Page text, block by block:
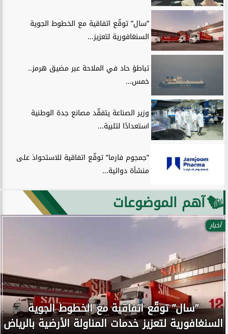
”سال” توقّع اتفاقية مع الخطوط الجوية
السنغافورية لتعزيز...
تباطؤ حاد في الملاحة عبر مضيق هرمز..
خمس...
وزير الصناعة يتفقّد مصانع جدة الوطنية
استعدادًا لتلبية...
”جمجوم فارما” توقّع اتفاقية للاستحواذ على
منشأة دوائية...
آهم الموضوعات
أخبار
”سال” توقّع اتفاقية مع الخطوط الجوية
السنغافورية لتعزيز خدمات المناولة الأرضية بالرياض